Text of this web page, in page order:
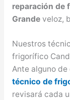
reparación de
Grandeveloz,
Nuestros
frigorífico
Ante alguno
técnico de
revisará cada